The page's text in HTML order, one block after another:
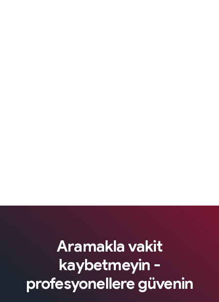
Aramakla vakit
kaybetmeyin -
profesyonellere güvenin